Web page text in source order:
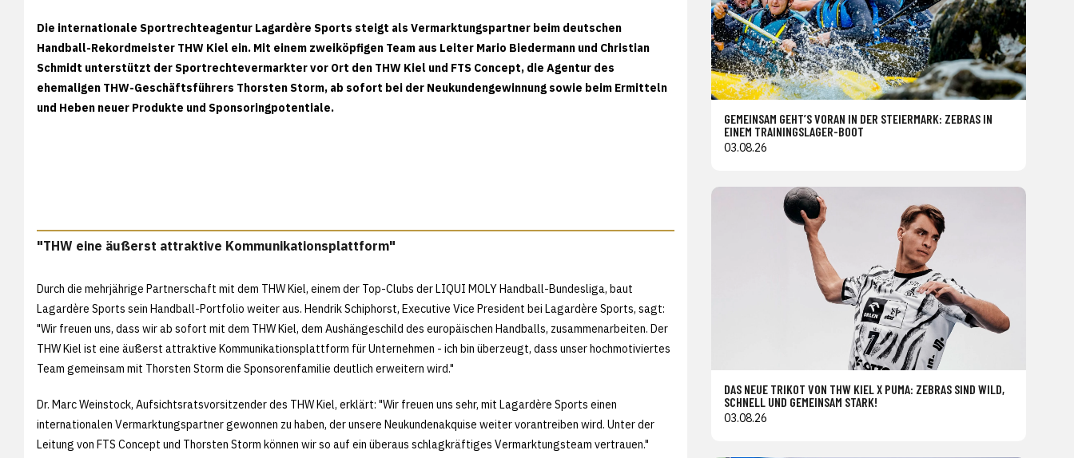
Die internationale Sportrechteagentur Lagardère Sports steigt als Vermarktungspartner beim deutschen
Handball-Rekordmeister THW Kiel ein. Mit einem zweiköpfigen Team aus Leiter Mario Biedermann und Christian
Schmidt unterstützt der Sportrechtevermarkter vor Ort den THW Kiel und FTS Concept, die Agentur des
ehemaligen THW-Geschäftsführers Thorsten Storm, ab sofort bei der Neukundengewinnung sowie beim Ermitteln
und Heben neuer Produkte und Sponsoringpotentiale.
"THW eine äußerst attraktive Kommunikationsplattform"
Durch die mehrjährige Partnerschaft mit dem THW Kiel, einem der Top-Clubs der LIQUI MOLY Handball-Bundesliga, baut
Lagardère Sports sein Handball-Portfolio weiter aus. Hendrik Schiphorst, Executive Vice President bei Lagardère Sports, sagt:
"Wir freuen uns, dass wir ab sofort mit dem THW Kiel, dem Aushängeschild des europäischen Handballs, zusammenarbeiten. Der
THW Kiel ist eine äußerst attraktive Kommunikationsplattform für Unternehmen - ich bin überzeugt, dass unser hochmotiviertes
Team gemeinsam mit Thorsten Storm die Sponsorenfamilie deutlich erweitern wird."
Dr. Marc Weinstock, Aufsichtsratsvorsitzender des THW Kiel, erklärt: "Wir freuen uns sehr, mit Lagardère Sports einen
internationalen Vermarktungspartner gewonnen zu haben, der unsere Neukundenakquise weiter vorantreiben wird. Unter der
Leitung von FTS Concept und Thorsten Storm können wir so auf ein überaus schlagkräftiges Vermarktungsteam vertrauen."
GEMEINSAM GEHT’S VORAN IN DER STEIERMARK: ZEBRAS IN
EINEM TRAININGSLAGER-BOOT
03.08.26
DAS NEUE TRIKOT VON THW KIEL X PUMA: ZEBRAS SIND WILD,
SCHNELL UND GEMEINSAM STARK!
03.08.26